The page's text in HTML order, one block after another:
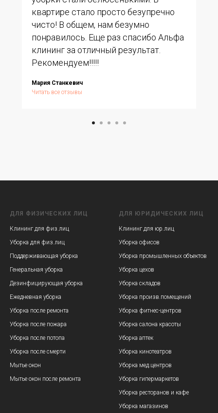
квартире стало просто безупречно
чисто! В общем, нам безумно
понравилось. Еще раз спасибо Альфа
клининг за отличный результат.
Рекомендуем!!!!!
Мария Станкевич
Читать все отзывы
ДЛЯ ФИЗИЧЕСКИХ ЛИЦ
Клининг для физ.лиц
Уборка для физ.лиц
Поддерживающая уборка
Генеральная уборка
Дезинфицирующая уборка
Ежедневная уборка
Уборка после ремонта
Уборка после пожара
Уборка после потопа
Уборка после смерти
Мытье окон
Мытье окон после ремонта
ДЛЯ ЮРИДИЧЕСКИХ ЛИЦ
Клининг для юр.лиц
Уборка офисов
Уборка промышленных объектов
Уборка цехов
Уборка складов
Уборка произв.помещений
Уборка фитнес-центров
Уборка салона красоты
Уборка аптек
Уборка кинотеатров
Уборка мед.центров
Уборка гипермаркетов
Уборка ресторанов и кафе
Уборка магазинов